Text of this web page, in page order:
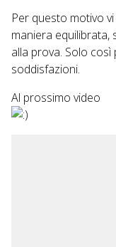
Per questo motivo
maniera
alla prova. Solo
soddisfazioni.
Al prossimo video